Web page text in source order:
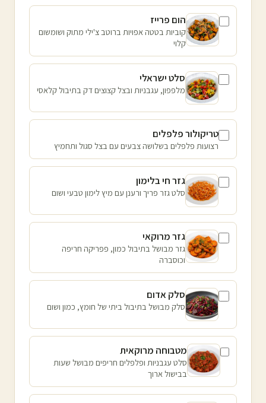
הום פרייז
קוביות בטטה אפויות ברוטב צ'ילי מתוק ושומשום
קלוי
סלט ישראלי
מלפפון, עגבניות ובצל קצוצים דק בתיבול קלאסי
טריקולור פלפלים
רצועות פלפלים בשלושה צבעים עם בצל סגול ותחמיץ
גזר חי בלימון
סלט גזר פריך ורענן עם מיץ לימון טבעי ושום
גזר מרוקאי
גזר מבושל בתיבול כמון, פפריקה חריפה
וכוסברה
סלק אדום
סלק מבושל בתיבול ביתי של חומץ, כמון ושום
מטבוחה מרוקאית
סלט עגבניות ופלפלים חריפים מבושל שעות
בבישול ארוך